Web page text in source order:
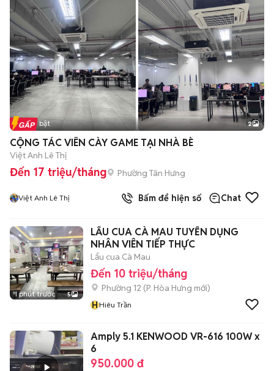
Tin nổi bật 2
CỘNG TÁC VIÊN CÀY GAME TẠI NHÀ BÈ
Việt Anh Lê Thị
Đến 17 triệu/tháng Phường Tân Hưng
Việt Anh Lê Thị Bấm để hiện số Chat
1 phút trước 5
LẨU CUA CÀ MAU TUYỂN DỤNG
NHÂN VIÊN TIẾP THỰC
Lẩu cua Cà Mau
Đến 10 triệu/tháng
Phường 12 (P. Hòa Hưng mới)
HHiêu Trần
Amply 5.1 KENWOOD VR-616 100W x
6
950.000 đ